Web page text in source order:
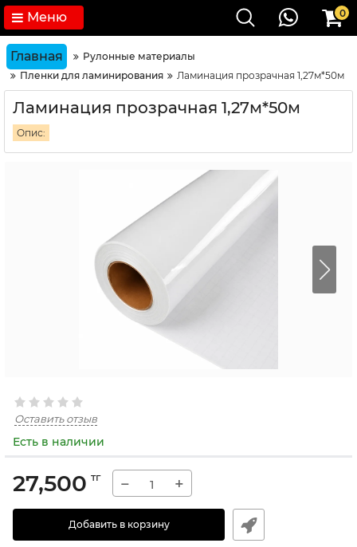
Меню 0
Главная
Рулонные материалы
Пленки для ламинирования
Ламинация прозрачная 1,27м*50м
Ламинация прозрачная 1,27м*50м
Опис:
Оставить отзыв
Есть в наличии
27,500 тг − +
Добавить в корзину